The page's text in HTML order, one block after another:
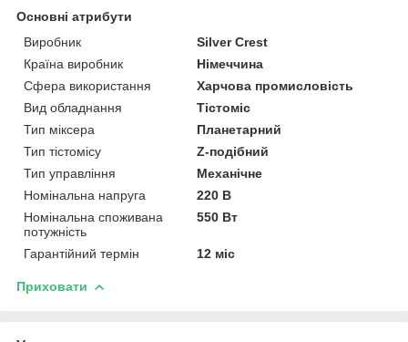
Основні атрибути
Виробник
Silver Crest
Країна виробник
Німеччина
Сфера використання
Харчова промисловість
Вид обладнання
Тістоміс
Тип міксера
Планетарний
Тип тістомісу
Z-подібний
Тип управління
Механічне
Номінальна напруга
220 В
Номінальна споживана
потужність
550 Вт
Гарантійний термін 12 міс
Приховати